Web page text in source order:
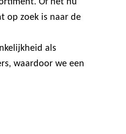
Of het nu
op zoek is naar de
als
waardoor we een